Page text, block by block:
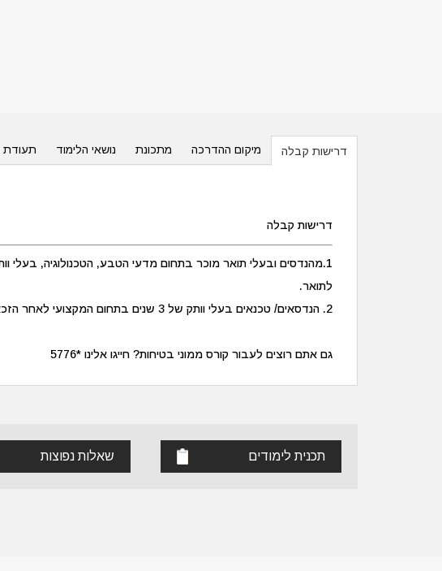
דרישות קבלה מיקום ההדרכה מתכונת נושאי הלימוד תעודת
דרישות קבלה
1.מהנדסים ובעלי תואר מוכר בתחום מדעי הטבע, הטכנולוגיה, בעלי
לתואר.
2. הנדסאים/ טכנאים בעלי וותק של 3 שנים בתחום המקצועי לאחר הזכאות לתואר.
גם אתם רוצים לעבור קורס ממוני בטיחות? חייגו אלינו *5776
תכנית לימודים שאלות נפוצות